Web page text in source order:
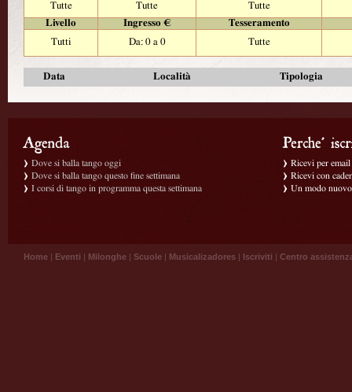
Tutte
Tutte
Tutte
Livello
Ingresso €
Tesseramento
Tutti
Da: 0 a 0 Tutte
Data Località Tipologia
Dove si balla tango oggi
Dove si balla tango questo fine settimana
I corsi di tango in programma questa settimana
Ricevi per
Ricevi con
Un modo
Home | Eventi | Milonghe | Scuole | Musicalizadores | Iscriviti | Centro